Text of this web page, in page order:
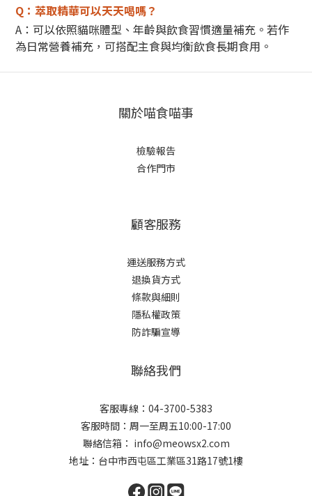
Q：萃取精華可以天天喝嗎？
A：可以依照貓咪體型、年齡與飲食習慣適量補充。 若作
為日常營養補充，可搭配主食與均衡飲食長期食用。
關於喵食喵事
檢驗報告
合作門市
顧客服務
運送服務方式
退換貨方式
條款與細則
隱私權政策
防詐騙宣導
聯絡我們
客服專線：04-3700-5383
客服時間：周一至周五10:00-17:00
聯絡信箱： info@meowsx2.com
地址：台中市西屯區工業區31路17號1樓